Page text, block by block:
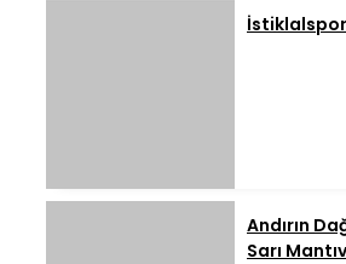
Andırın
Sarı